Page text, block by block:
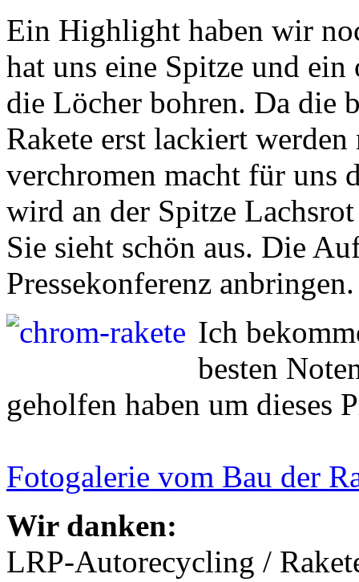
Ein Highlight haben wir
hat uns eine Spitze und
die Löcher bohren. Da die
Rakete erst lackiert
verchromen macht für uns
wird an der Spitze
Sie sieht schön aus. Die
Pressekonferenz anbringen.
Ich
besten
geholfen haben um dieses
Fotogalerie vom Bau der
Wir danken:
LRP-Autorecycling /